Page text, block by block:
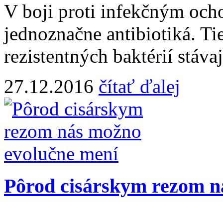
V boji proti infekčným
jednoznačne antibiotiká.
rezistentných baktérií
27.12.2016 čítať ďalej
Pôrod cisárskym rezom